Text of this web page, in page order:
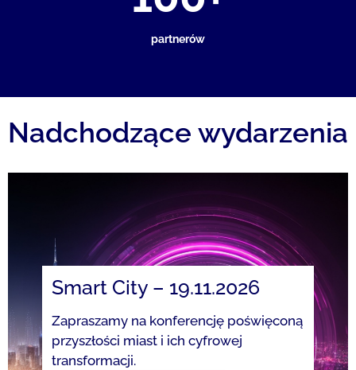
partnerów
Nadchodzące wydarzenia
Smart City – 19.11.2026
Zapraszamy na konferencję poświęconą
przyszłości miast i ich cyfrowej
transformacji.